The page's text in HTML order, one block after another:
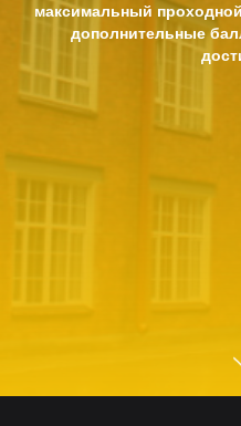
максимальный
дополнительные